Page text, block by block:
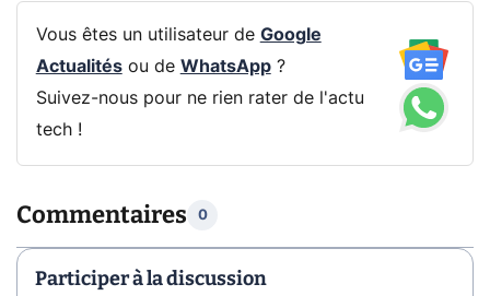
Vous êtes un utilisateur de Google
Actualitésou de WhatsApp?
Suivez-nous pour ne rien rater de l'actu
tech !
Commentaires 0
Participer à la discussion